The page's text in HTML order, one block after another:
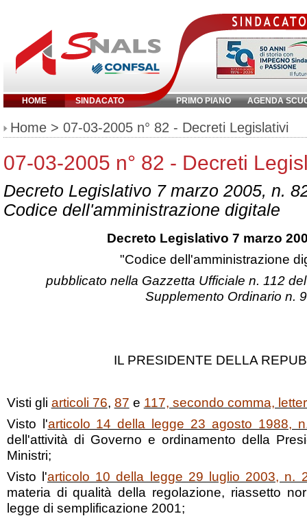
HOME SINDACATO PRIMO PIANO AGENDA
Inserisci parola chiave:
Home > 07-03-2005 n° 82 - Decreti Legislativi
07-03-2005 n° 82 - Decreti
Decreto Legislativo 7 marzo 2005, n.
Codice dell'amministrazione digitale
Decreto Legislativo 7 marzo
"Codice dell'amministrazione
pubblicato nella Gazzetta Ufficiale n. 112
Supplemento Ordinario n.
IL PRESIDENTE DELLA
Visti gli articoli 76, 87 e 117, secondo comma,
Visto l'articolo 14 della legge 23 agosto 1988,
dell'attività di Governo e ordinamento della
Ministri;
Visto l'articolo 10 della legge 29 luglio 2003, n.
materia di qualità della regolazione, riassetto
legge di semplificazione 2001;